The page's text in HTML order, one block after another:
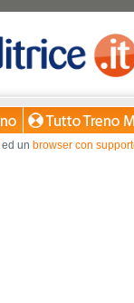
ed un browser con